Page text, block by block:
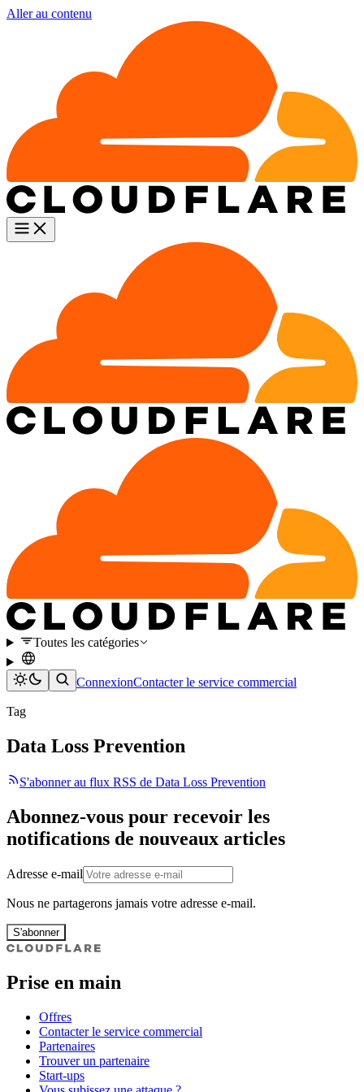
Aller au contenu
Toutes les catégories
ConnexionContacter le service commercial
Tag
Data Loss Prevention
S'abonner au flux RSS de Data Loss Prevention
Abonnez-vous pour recevoir les
notifications de nouveaux articles
Adresse e-mail
Nous ne partagerons jamais votre adresse e-mail.
S'abonner
Prise en main
Offres
Contacter le service commercial
Partenaires
Trouver un partenaire
Start-ups